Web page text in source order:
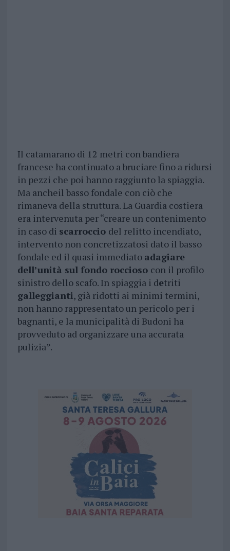
Il catamarano di 12 metri con bandiera
francese ha continuato a bruciare fino a ridursi
in pezzi che poi hanno raggiunto la spiaggia.
Ma ancheil basso fondale con ciò che
rimaneva della struttura. La Guardia costiera
era intervenuta per “creare un contenimento
in caso di scarroccio del relitto incendiato,
intervento non concretizzatosi dato il basso
fondale ed il quasi immediato adagiare
dell’unità sul fondo roccioso con il profilo
sinistro dello scafo. In spiaggia i detriti
galleggianti, già ridotti ai minimi termini,
non hanno rappresentato un pericolo per i
bagnanti, e la municipalità di Budoni ha
provveduto ad organizzare una accurata
pulizia”.